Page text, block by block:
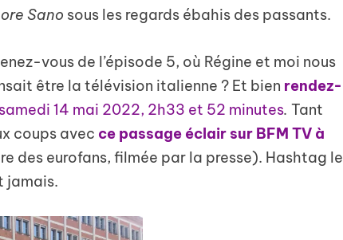
Sano sous les regards ébahis des passants.
vous de l’épisode 5, où Régine et moi nous
être la télévision italienne ? Et bien rendez-
14 mai 2022, 2h33 et 52 minutes. Tant
coups avec ce passage éclair sur BFM TV à
des eurofans, filmée par la presse). Hashtag le
jamais.